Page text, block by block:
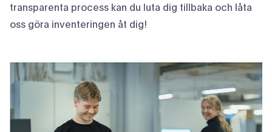
transparenta process kan du luta dig tillbaka och låta
oss göra inventeringen åt dig!